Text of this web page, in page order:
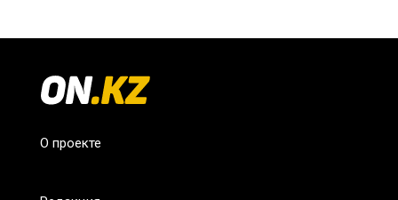
О проекте